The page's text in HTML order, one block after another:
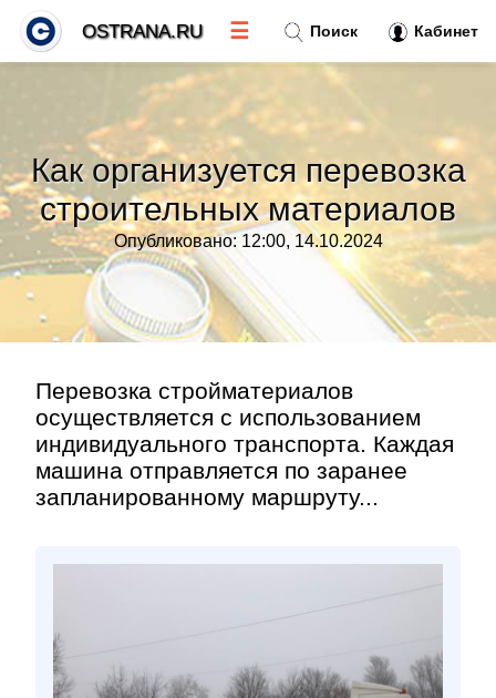
Как организуется перевозка
строительных материалов
Опубликовано: 12:00, 14.10.2024
Перевозка стройматериалов
осуществляется с использованием
индивидуального транспорта. Каждая
машина отправляется по заранее
запланированному маршруту...
Поиск Кабинет
OSTRANA.RU ☰
Тренды новостей»
Рубрики»
Правила»
Контакт»